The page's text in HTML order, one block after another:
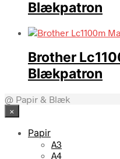
Blækpatron
Brother
Blækpatron
@ Papir & Blæk
×
Papir
A3
A4